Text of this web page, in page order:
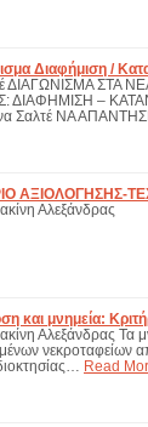
Διαφήμιση /
ΔΙΑΓΩΝΙΣΜΑ ΣΤΑ
ΔΙΑΦΗΜΙΣΗ –
Σαλτέ ΝΑ
ΑΞΙΟΛΟΓΗΣΗΣ-
και μνημεία:
Αλεξάνδρας Τα
νεκροταφείων
Read